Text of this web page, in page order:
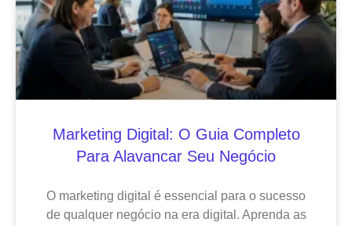
Marketing Digital: O Guia Completo
Para Alavancar Seu Negócio
O marketing digital é essencial para o sucesso
de qualquer negócio na era digital. Aprenda as